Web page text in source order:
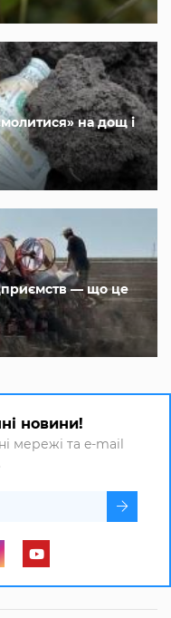
на дощ і
— що це
новини!
мережі та e-mail